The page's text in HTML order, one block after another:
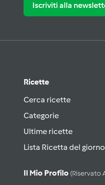
Iscriviti alla
Ricette
Cerca ricette
Categorie
Ultime ricette
Lista Ricetta del giorno
Il Mio Profilo (riservato